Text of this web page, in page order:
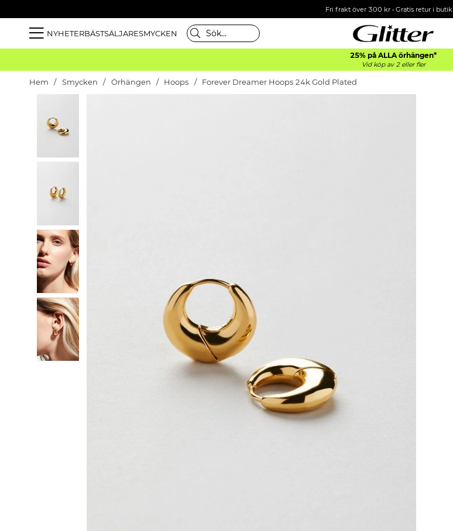
Fri frakt över 300 kr• Gratis retur i butik
NYHETERBÄSTSÄLJARESMYCKEN
25% på ALLA örhängen*
Vid köp av 2 eller fler
Hem Smycken Örhängen Hoops Forever Dreamer Hoops 24k Gold Plated